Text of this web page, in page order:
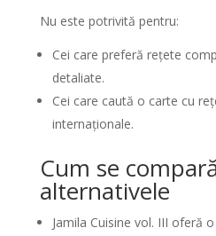
Nu este potrivită pentru:
Cei care preferă rețete
detaliate.
Cei care caută o carte cu
internaționale.
Cum se
alternativele
Jamila Cuisine vol. III oferă